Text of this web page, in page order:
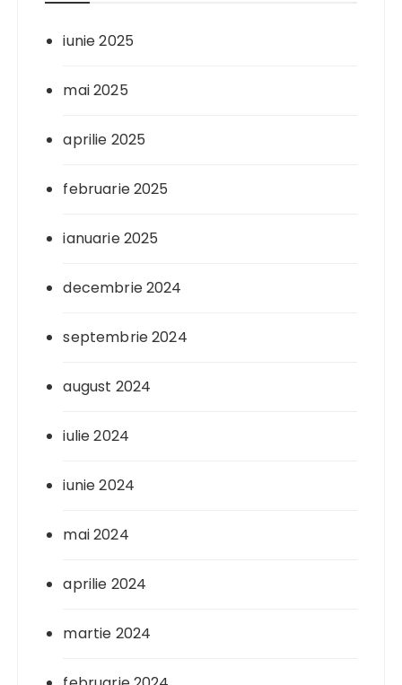
iunie 2025
mai 2025
aprilie 2025
februarie 2025
ianuarie 2025
decembrie 2024
septembrie 2024
august 2024
iulie 2024
iunie 2024
mai 2024
aprilie 2024
martie 2024